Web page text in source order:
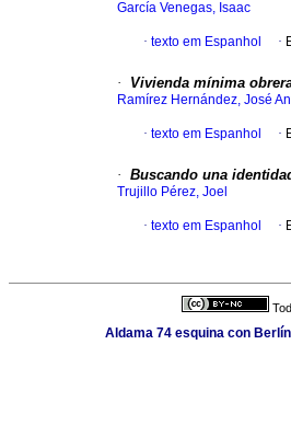
García Venegas, Isaac
· texto em Espanhol ·
· Vivienda mínima
Ramírez Hernández, José
· texto em Espanhol ·
· Buscando una
Trujillo Pérez, Joel
· texto em Espanhol ·
Aldama 74 esquina con